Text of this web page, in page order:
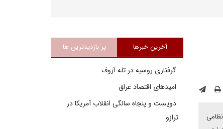
آخرین خبرها پر بازدیدترین ها
گرفتاری روسیه در تله آزوف
امیدهای اقتصاد عراق
دویست و پنجاه سالگی انقلاب آمریکا در
ترازو